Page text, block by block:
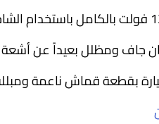
ومظلل بعيداً عن أشعة
بقطعة قماش ناعمة